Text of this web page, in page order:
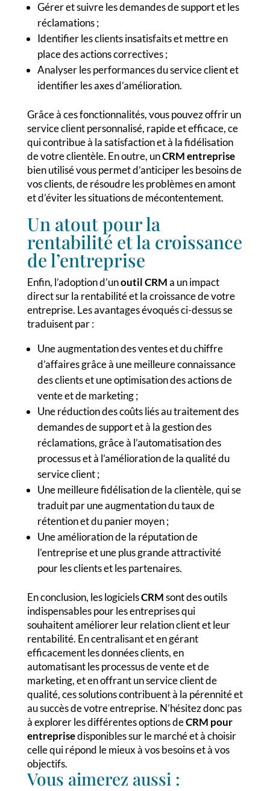
Gérer et suivre les demandes de support et les
réclamations ;
Identifier les clients insatisfaits et mettre en
place des actions correctives ;
Analyser les performances du service client et
identifier les axes d’amélioration.
Grâce à ces fonctionnalités, vous pouvez offrir un
service client personnalisé, rapide et efficace, ce
qui contribue à la satisfaction et à la fidélisation
de votre clientèle. En outre, unCRM entreprise
bien utilisé vous permet d’anticiper les besoins de
vos clients, de résoudre les problèmes en amont
et d’éviter les situations de mécontentement.
Un atout pour la
rentabilité et la croissance
de l’entreprise
Enfin, l’adoption d’unoutil CRMa un impact
direct sur la rentabilité et la croissance de votre
entreprise. Les avantages évoqués ci-dessus se
traduisent par :
Une augmentation des ventes et du chiffre
d’affaires grâce à une meilleure connaissance
des clients et une optimisation des actions de
vente et de marketing ;
Une réduction des coûts liés au traitement des
demandes de support et à la gestion des
réclamations, grâce à l’automatisation des
processus et à l’amélioration de la qualité du
service client ;
Une meilleure fidélisation de la clientèle, qui se
traduit par une augmentation du taux de
rétention et du panier moyen ;
Une amélioration de la réputation de
l’entreprise et une plus grande attractivité
pour les clients et les partenaires.
En conclusion, les logicielsCRMsont des outils
indispensables pour les entreprises qui
souhaitent améliorer leur relation client et leur
rentabilité. En centralisant et en gérant
efficacement les données clients, en
automatisant les processus de vente et de
marketing, et en offrant un service client de
qualité, ces solutions contribuent à la pérennité et
au succès de votre entreprise. N’hésitez donc pas
à explorer les différentes options deCRM pour
entreprisedisponibles sur le marché et à choisir
celle qui répond le mieux à vos besoins et à vos
objectifs.
Vous aimerez aussi :